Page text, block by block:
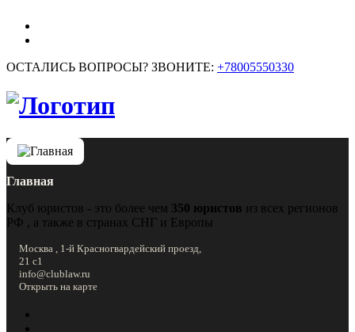
ОСТАЛИСЬ ВОПРОСЫ? ЗВОНИТЕ: +78005550330
Главная
Клуб юристов - это более чем 350 юристов из всех регионов
РФ , а также в странах СНГ и Европы
Москва , 1-й Красногвардейский проезд,
21 с1
info@clublaw.ru
Открыть на карте